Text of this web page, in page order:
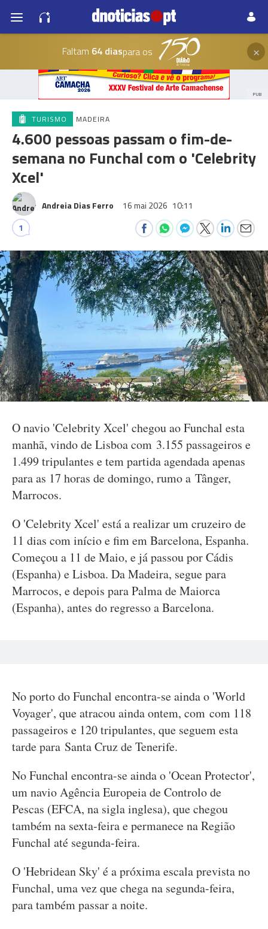
Faltam 64 diaspara os ×
PUB
TURISMO MADEIRA
4.600 pessoas passam o fim-de-
semana no Funchal com o 'Celebrity
Xcel'
Andreia Dias Ferro 16 mai 2026 10:11
1
O navio 'Celebrity Xcel' chegou ao Funchal esta
manhã, vindo de Lisboa com 3.155 passageiros e
1.499 tripulantes e tem partida agendada apenas
para as 17 horas de domingo, rumo a Tânger,
Marrocos.
O 'Celebrity Xcel' está a realizar um cruzeiro de
11 dias com início e fim em Barcelona, Espanha.
Começou a 11 de Maio, e já passou por Cádis
(Espanha) e Lisboa. Da Madeira, segue para
Marrocos, e depois para Palma de Maiorca
(Espanha), antes do regresso a Barcelona.
No porto do Funchal encontra-se ainda o 'World
Voyager', que atracou ainda ontem, com com 118
passageiros e 120 tripulantes, que seguem esta
tarde para Santa Cruz de Tenerife.
No Funchal encontra-se ainda o 'Ocean Protector',
um navio Agência Europeia de Controlo de
Pescas (EFCA, na sigla inglesa), que chegou
também na sexta-feira e permanece na Região
Funchal até segunda-feira.
O 'Hebridean Sky' é a próxima escala prevista no
Funchal, uma vez que chega na segunda-feira,
para também passar a noite.